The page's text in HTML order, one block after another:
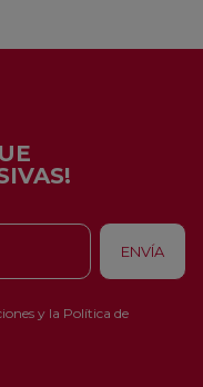
y la Política de